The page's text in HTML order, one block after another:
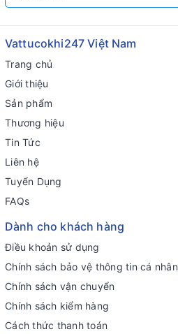
Vattucokhi247 Việt Nam
Trang chủ
Giới thiệu
Sản phẩm
Thương hiệu
Tin Tức
Liên hệ
Tuyển Dụng
FAQs
Dành cho khách hàng
Điều khoản sử dụng
Chính sách bảo vệ thông tin cá nhân
Chính sách vận chuyển
Chính sách kiểm hàng
Cách thức thanh toán